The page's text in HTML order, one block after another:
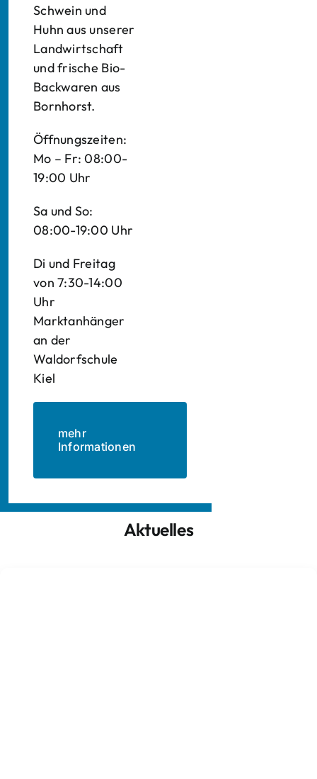
Schwein und
Huhn aus unserer
Landwirtschaft
und frische Bio-
Backwaren aus
Bornhorst.
Öffnungszeiten:
Mo – Fr: 08:00-
19:00 Uhr
Sa und So:
08:00-19:00 Uhr
Di und Freitag
von 7:30-14:00
Uhr
Marktanhänger
an der
Waldorfschule
Kiel
mehr
Informationen
Aktuelles